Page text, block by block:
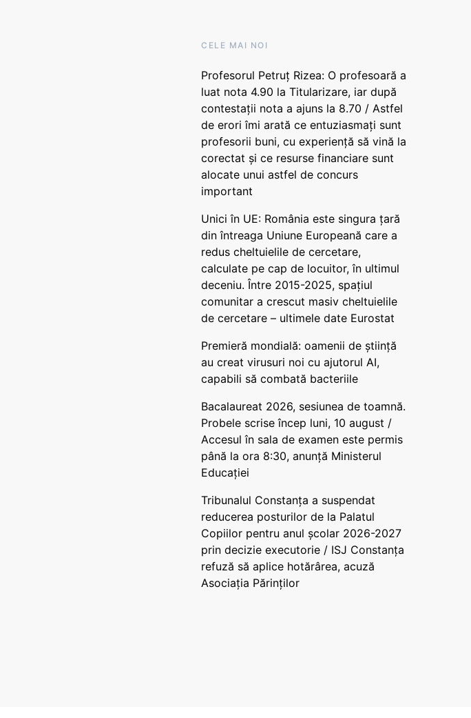
CELE MAI NOI
Profesorul Petruț Rizea: O profesoară a
luat nota 4.90 la Titularizare, iar după
contestații nota a ajuns la 8.70 / Astfel
de erori îmi arată ce entuziasmați sunt
profesorii buni, cu experiență să vină la
corectat și ce resurse financiare sunt
alocate unui astfel de concurs
important
Unici în UE: România este singura țară
din întreaga Uniune Europeană care a
redus cheltuielile de cercetare,
calculate pe cap de locuitor, în ultimul
deceniu. Între 2015-2025, spațiul
comunitar a crescut masiv cheltuielile
de cercetare – ultimele date Eurostat
Premieră mondială: oamenii de știință
au creat virusuri noi cu ajutorul AI,
capabili să combată bacteriile
Bacalaureat 2026, sesiunea de toamnă.
Probele scrise încep luni, 10 august /
Accesul în sala de examen este permis
până la ora 8:30, anunță Ministerul
Educației
Tribunalul Constanța a suspendat
reducerea posturilor de la Palatul
Copiilor pentru anul școlar 2026-2027
prin decizie executorie / ISJ Constanța
refuză să aplice hotărârea, acuză
Asociația Părinților